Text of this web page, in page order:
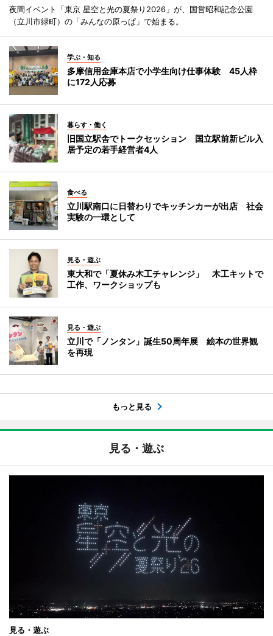
夜間イベント「東京 星空と光の夏祭り2026」が、国営昭和記念公園
（立川市緑町）の「みんなの原っぱ」で始まる。
学ぶ・知る
多摩信用金庫本店で小学生向け仕事体験 45人枠
に172人応募
暮らす・働く
旧国立駅舎でトークセッション 国立駅前新ビル入
居予定の若手経営者4人
食べる
立川駅南口に日替わりでキッチンカーが出店 社会
実験の一環として
見る・遊ぶ
東大和で「夏休み木工チャレンジ」 木工キットで
工作、ワークショップも
見る・遊ぶ
立川で「ノンタン」誕生50周年展 絵本の世界観
を再現
もっと見る
見る・遊ぶ
見る・遊ぶ